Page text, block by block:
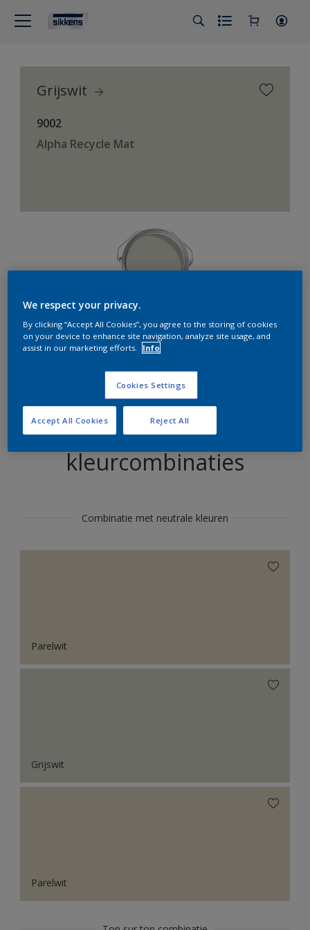
Grijswit
9002
Alpha Recycle Mat
Zoek producten in deze kleur
Voorgestelde
kleurcombinaties
Combinatie met neutrale kleuren
Parelwit
Grijswit
Parelwit
We respect your privacy.
By clicking “Accept All Cookies”, you agree to the storing of cookies
on your device to enhance site navigation, analyze site usage, and
assist in our marketing efforts.
Info
Cookies Settings
Reject All
Accept All Cookies